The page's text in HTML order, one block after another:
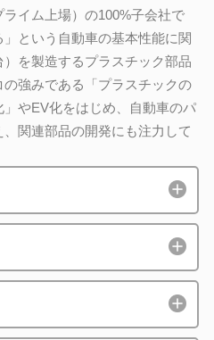
イム上場）の100%子会社で
という自動車の基本性能に関
を製造するプラスチック部品
強みである「プラスチックの
やEV化をはじめ、自動車のパ
関連部品の開発にも注力して